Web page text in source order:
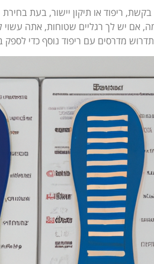
ריפוד או תיקון יישור, בעת
אם יש לך רגליים שטוחות, אתה
מדרסים עם ריפוד נוסף כדי